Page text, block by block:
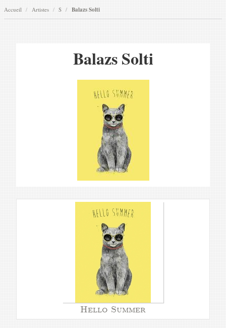
Accueil Artistes S Balazs Solti
Balazs Solti
Hello Summer